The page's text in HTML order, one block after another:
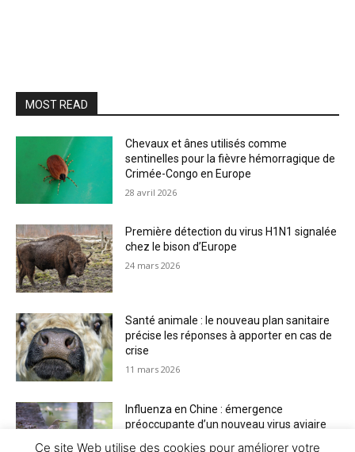
MOST READ
Chevaux et ânes utilisés comme
sentinelles pour la fièvre hémorragique de
Crimée-Congo en Europe
28 avril 2026
Première détection du virus H1N1 signalée
chez le bison d’Europe
24 mars 2026
Santé animale : le nouveau plan sanitaire
précise les réponses à apporter en cas de
crise
11 mars 2026
Influenza en Chine : émergence
préoccupante d’un nouveau virus aviaire
Ce site Web utilise des cookies pour améliorer votre